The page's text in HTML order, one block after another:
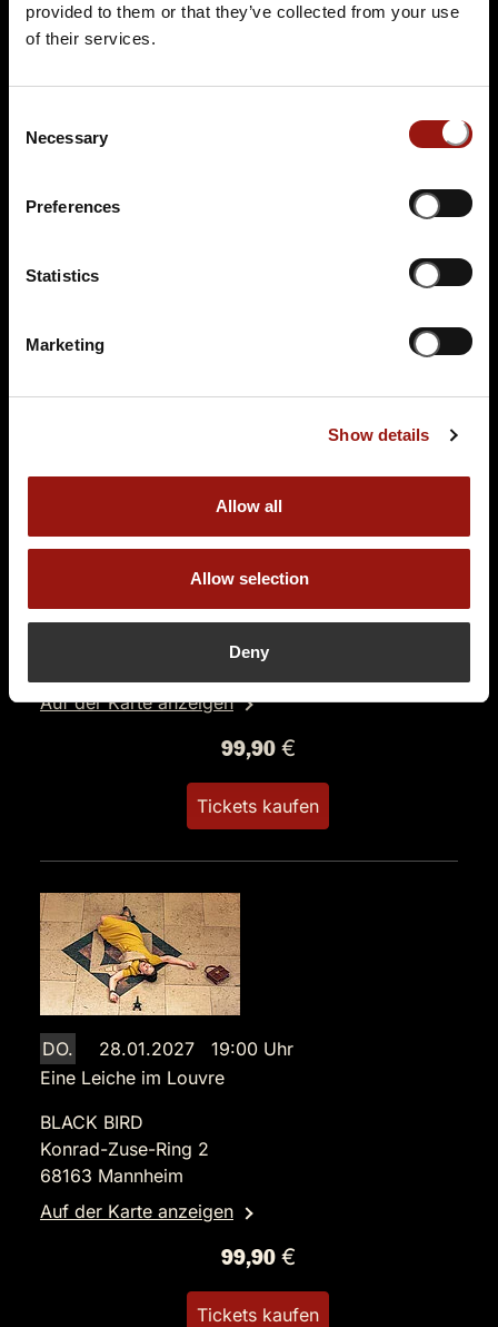
provided to them or that they’ve collected from your use
of their services.
Selection
Necessary
Preferences
Statistics
Marketing
Show details
Allow all
Allow selection
Deny
FR.
09.10.2026 19:00 Uhr
Konrad-Zuse-Ring 2
DO.
26.11.2026 19:00 Uhr
Prêt-à-morter - Der letzte Schrei
BLACK BIRD
Auf der Karte anzeigen
99,90 €
Tickets kaufen
DO.
28.01.2027 19:00 Uhr
Eine Leiche im Louvre
BLACK BIRD
Konrad-Zuse-Ring 2
68163 Mannheim
Auf der Karte anzeigen
99,90 €
Tickets kaufen